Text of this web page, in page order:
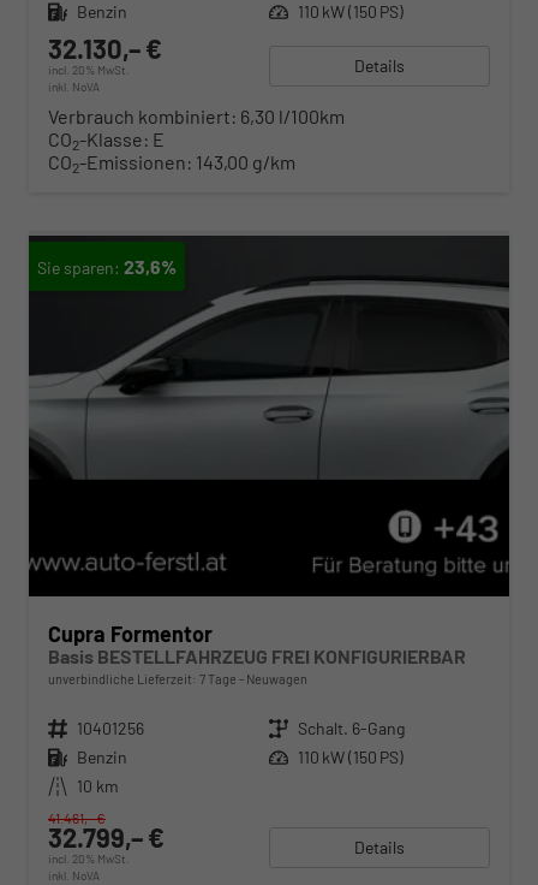
Kraftstoff Benzin Leistung 110 kW (150 PS)
32.130,– €
incl. 20% MwSt.
inkl. NoVA
Details
Verbrauch kombiniert: 6,30 l/100km
CO2-Klasse: E
CO2-Emissionen: 143,00 g/km
23,6%
Cupra Formentor
Basis BESTELLFAHRZEUG FREI KONFIGURIERBAR
unverbindliche Lieferzeit: 7 Tage Neuwagen
Fahrzeugnr. 10401256 Getriebe Schalt. 6-Gang
Kraftstoff Benzin Leistung 110 kW (150 PS)
Kilometerstand 10 km
32.799,– €
incl. 20% MwSt.
inkl. NoVA
41.461,– €
Details